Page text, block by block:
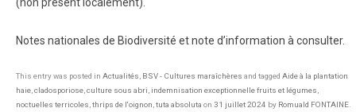
Notes nationales de Biodiversité et note d’information à consulter.
This entry was posted in Actualités BSV - Cultures maraîchères and tagged Aide à la plantation
haie cladosporiose culture sous abri indemnisation exceptionnelle fruits et légumes
noctuelles terricoles thrips de l'oignon tuta absoluta on 31 juillet 2024 by Romuald FONTAINE